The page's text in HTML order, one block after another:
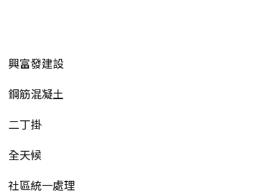
興富發建設
鋼筋混凝土
二丁掛
全天候
社區統一處理